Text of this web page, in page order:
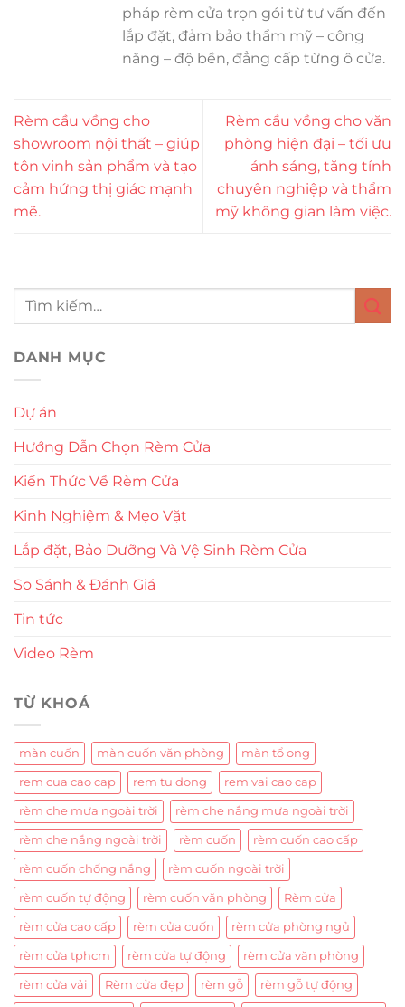
pháp rèm cửa trọn gói từ tư vấn đến
lắp đặt, đảm bảo thẩm mỹ – công
năng – độ bền, đẳng cấp từng ô cửa.
Rèm cầu vồng cho
showroom nội thất – giúp
tôn vinh sản phẩm và tạo
cảm hứng thị giác mạnh
mẽ.
Rèm cầu vồng cho văn
phòng hiện đại – tối ưu
ánh sáng, tăng tính
chuyên nghiệp và thẩm
mỹ không gian làm việc.
DANH MỤC
Dự án
Hướng Dẫn Chọn Rèm Cửa
Kiến Thức Về Rèm Cửa
Kinh Nghiệm & Mẹo Vặt
Lắp đặt, Bảo Dưỡng Và Vệ Sinh Rèm Cửa
So Sánh & Đánh Giá
Tin tức
Video Rèm
TỪ KHOÁ
màn cuốn màn cuốn văn phòng màn tổ ong
rem cua cao cap rem tu dong rem vai cao cap
rèm che mưa ngoài trời rèm che nắng mưa ngoài trời
rèm che nắng ngoài trời rèm cuốn rèm cuốn cao cấp
rèm cuốn chống nắng rèm cuốn ngoài trời
rèm cuốn tự động rèm cuốn văn phòng Rèm cửa
rèm cửa cao cấp rèm cửa cuốn rèm cửa phòng ngủ
rèm cửa tphcm rèm cửa tự động rèm cửa văn phòng
rèm cửa vải Rèm cửa đẹp rèm gỗ rèm gỗ tự động